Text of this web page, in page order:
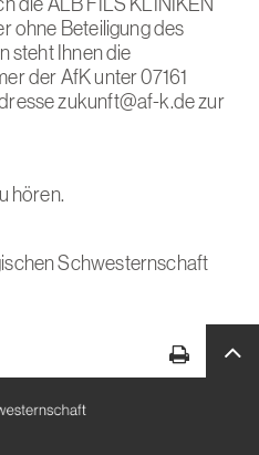
die ALB FILS KLINIKEN
ohne Beteiligung des
steht Ihnen die
der AfK unter 07161
zukunft@af-k.dezur
hören.
Schwesternschaft